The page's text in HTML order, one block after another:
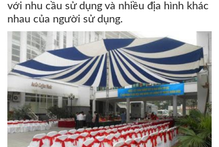
với nhu cầu sử dụng và nhiều địa hình khác
nhau của người sử dụng.